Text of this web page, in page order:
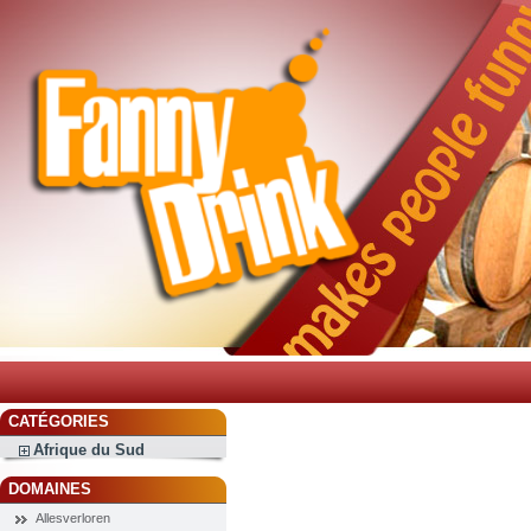
CATÉGORIES
Afrique du Sud
DOMAINES
Allesverloren